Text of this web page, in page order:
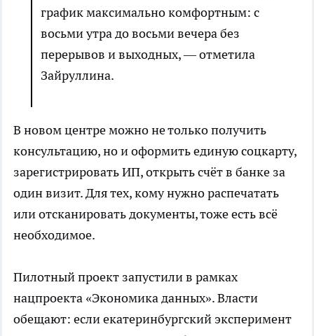
график максимально комфортным: с
восьми утра до восьми вечера без
перерывов и выходных, — отметила
Зайруллина.
В новом центре можно не только получить
консультацию, но и оформить единую соцкарту,
зарегистрировать ИП, открыть счёт в банке за
один визит. Для тех, кому нужно распечатать
или отсканировать документы, тоже есть всё
необходимое.
Пилотный проект запустили в рамках
нацпроекта «Экономика данных». Власти
обещают: если екатеринбургский эксперимент